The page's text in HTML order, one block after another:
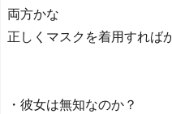
両方かな
正しくマスクを着用すれば
・彼女は無知なのか？